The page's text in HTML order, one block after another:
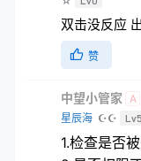
双击没反应
赞
中望小管家 A
星辰海 ☪☪ Lv5
1.检查是否